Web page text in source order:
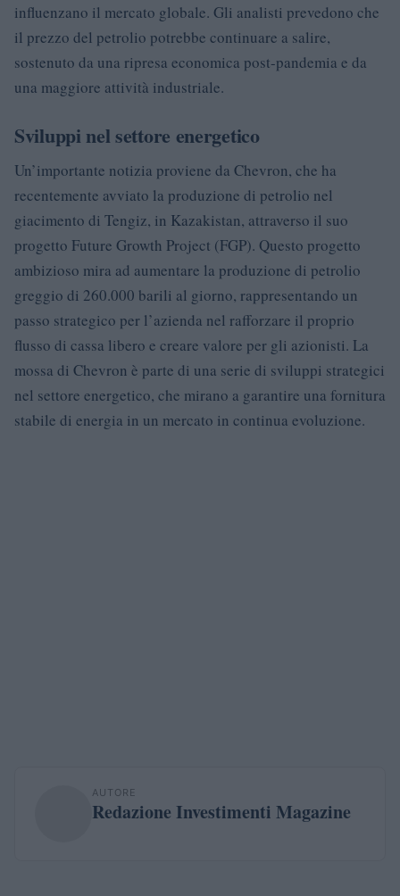
influenzano il mercato globale. Gli analisti prevedono che
il prezzo del petrolio potrebbe continuare a salire,
sostenuto da una ripresa economica post-pandemia e da
una maggiore attività industriale.
Sviluppi nel settore energetico
Un’importante notizia proviene da Chevron, che ha
recentemente avviato la produzione di petrolio nel
giacimento di Tengiz, in Kazakistan, attraverso il suo
progetto Future Growth Project (FGP). Questo progetto
ambizioso mira ad aumentare la produzione di petrolio
greggio di 260.000 barili al giorno, rappresentando un
passo strategico per l’azienda nel rafforzare il proprio
flusso di cassa libero e creare valore per gli azionisti. La
mossa di Chevron è parte di una serie di sviluppi strategici
nel settore energetico, che mirano a garantire una fornitura
stabile di energia in un mercato in continua evoluzione.
AUTORE
Redazione Investimenti Magazine